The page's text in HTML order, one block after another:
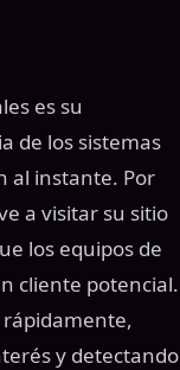
es su
de los sistemas
al instante. Por
a visitar su sitio
los equipos de
cliente potencial.
rápidamente,
y detectando